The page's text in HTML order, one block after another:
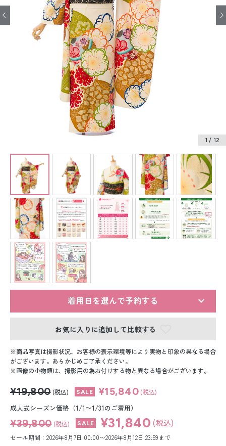
七五三レンタル
振袖レンタル
卒業式袴レンタル
訪問着・付下げレンタル
ベビー着物レンタル
ジュニア着物レンタル
ジュニア洋装レンタル
ベビー洋装レンタル
紋付袴レンタル
留袖レンタル
男性礼装レンタル
白無垢&紋付袴レンタル
引き振袖レンタル
小物販売品
1 / 12
着用日を選んで予約する
お気に入りに追加して比較する
商品写真は撮影状況、お客様の表示環境等により実物と印象の異なる場合
がございます。あらかじめご了承ください。
画像の小物類は、撮影用の為お付けする物と異なる場合がございます。
¥19,800 (税込) ¥15,840 (税込)
成人式シーズン価格（1/1〜1/31のご着用）
¥39,800 (税込) ¥31,840 (税込)
セール期間：2026年8月7日 00:00〜2026年8月12日 23:59まで